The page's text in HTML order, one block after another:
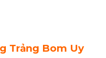
Trảng Bom Uy